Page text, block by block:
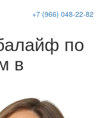
+7 (966) 048-22-82
по
в